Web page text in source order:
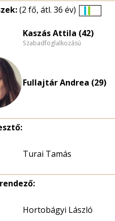
(2 fő, átl. 36 év)
eloszlás
Kaszás Attila (42)
Szabadfoglalkozású
Fullajtár Andrea (29)
Turai Tamás
Hortobágyi László